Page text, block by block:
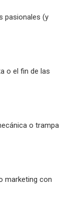
pasionales (y
o el fin de las
o trampa
marketing con